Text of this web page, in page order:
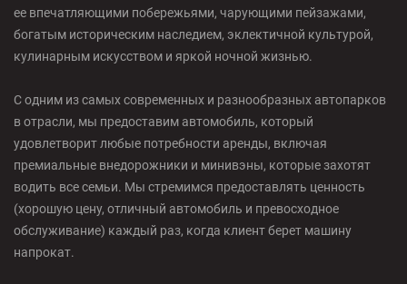
ее впечатляющими побережьями, чарующими пейзажами,
богатым историческим наследием, эклектичной культурой,
кулинарным искусством и яркой ночной жизнью.
С одним из самых современных и разнообразных автопарков
в отрасли, мы предоставим автомобиль, который
удовлетворит любые потребности аренды, включая
премиальные внедорожники и минивэны, которые захотят
водить все семьи. Мы стремимся предоставлять ценность
(хорошую цену, отличный автомобиль и превосходное
обслуживание) каждый раз, когда клиент берет машину
напрокат.